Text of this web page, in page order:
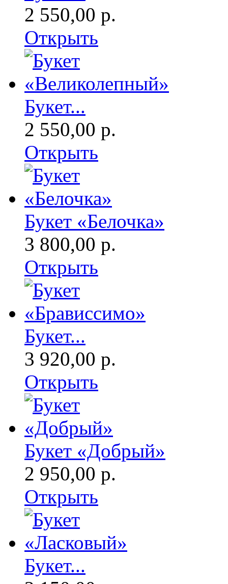
2 550,00 р.
Открыть
Букет...
2 550,00 р.
Открыть
Букет «Белочка»
3 800,00 р.
Открыть
Букет...
3 920,00 р.
Открыть
Букет «Добрый»
2 950,00 р.
Открыть
Букет...